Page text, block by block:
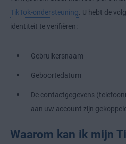
TikTok-ondersteuning . U hebt de
identiteit te verifiëren:
Gebruikersnaam
Geboortedatum
De contactgegevens
aan uw account zijn gekoppeld
Waarom kan ik mijn